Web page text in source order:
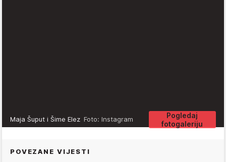
Pogledaj
fotogaleriju
Maja Šuput i Šime Elez Foto: Instagram
POVEZANE VIJESTI